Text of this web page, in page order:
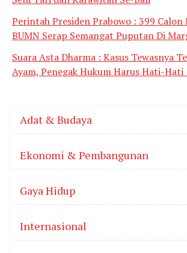
Perintah Presiden Prabowo : 399 Calon
BUMN Serap Semangat Puputan Di
Suara Asta Dharma : Kasus Tewasnya
Ayam, Penegak Hukum Harus Hati-Hati
Adat & Budaya
Ekonomi & Pembangunan
Gaya Hidup
Internasional